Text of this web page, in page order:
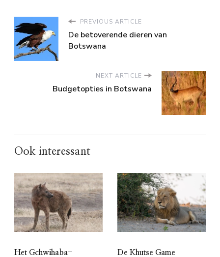
PREVIOUS ARTICLE
De betoverende dieren van
Botswana
NEXT ARTICLE
Budgetopties in Botswana
Ook interessant
Het Gchwihaba-
De Khutse Game